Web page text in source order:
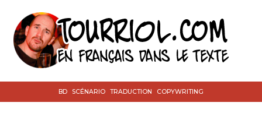
BD SCÉNARIO TRADUCTION COPYWRITING